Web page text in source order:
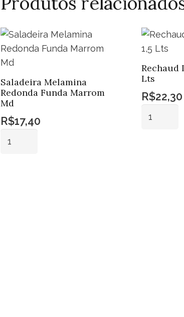
Saladeira Melamina
Redonda Funda Marrom
Md
R$17,40
Rechaud
Lts
R$22,30